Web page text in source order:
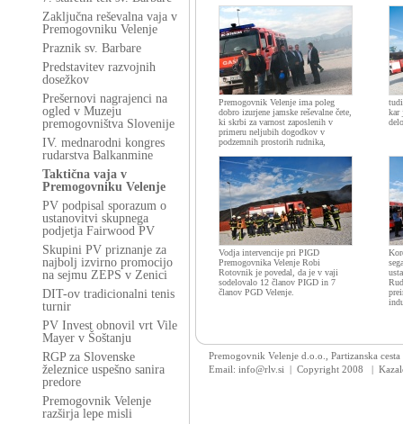
Zaključna reševalna vaja v
Premogovniku Velenje
Praznik sv. Barbare
Predstavitev razvojnih
dosežkov
Prešernovi nagrajenci na
ogled v Muzeju
premogovništva Slovenije
IV. mednarodni kongres
rudarstva Balkanmine
Taktična vaja v
Premogovniku Velenje
PV podpisal sporazum o
ustanovitvi skupnega
podjetja Fairwood PV
Skupini PV priznanje za
najbolj izvirno promocijo
na sejmu ZEPS v Zenici
DIT-ov tradicionalni tenis
turnir
PV Invest obnovil vrt Vile
Mayer v Šoštanju
RGP za Slovenske
železnice uspešno sanira
predore
Premogovnik Velenje
razširja lepe misli
Premogovnik Velenje ima poleg
dobro izurjene jamske reševalne čete,
ki skrbi za varnost zaposlenih v
primeru neljubih dogodkov v
podzemnih prostorih rudnika,
kar
Vodja intervencije pri PIGD
Premogovnika Velenje Robi
Rotovnik je povedal, da je v vaji
sodelovalo 12 članov PIGD in 7
članov PGD Velenje.
Premogovnik Velenje d.o.o., Partizanska
Email: info@rlv.si | Copyright 2008
|